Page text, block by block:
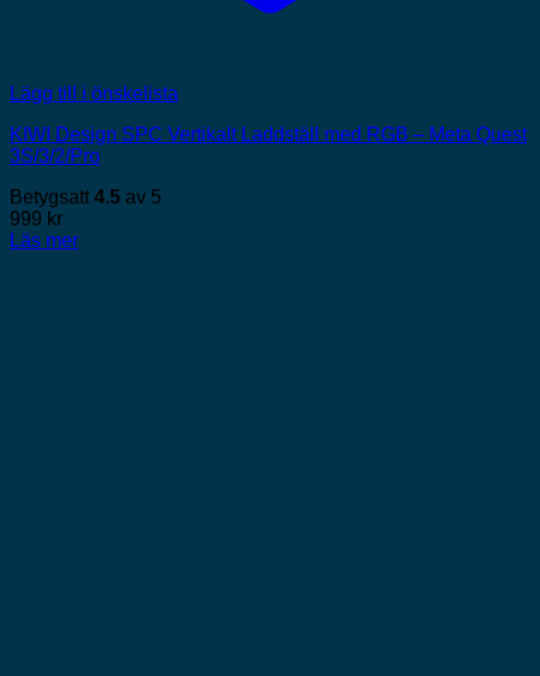
Lägg till i önskelista
KIWI Design SPC Vertikalt Laddställ med RGB – Meta Quest
3S/3/2/Pro
Betygsatt 4.5 av 5
999 kr
Läs mer